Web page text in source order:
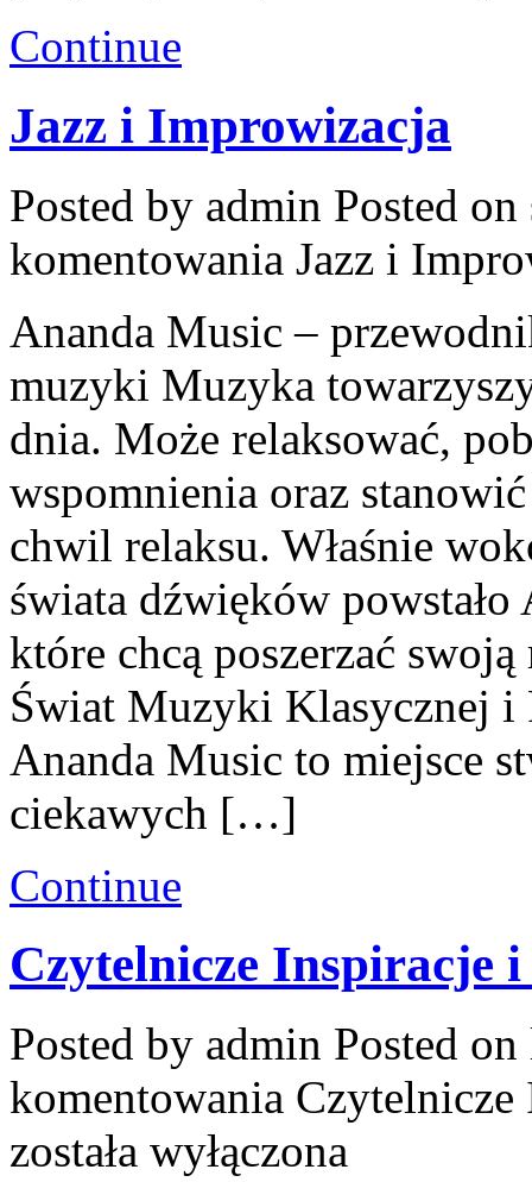
Continue
Jazz i Improwizacja
Posted by admin Posted
komentowania Jazz i
Ananda Music –
muzyki Muzyka
dnia. Może relaksować,
wspomnienia oraz
chwil relaksu. Właśnie
świata dźwięków
które chcą poszerzać
Świat Muzyki Klasycznej i
Ananda Music to miejsce
ciekawych […]
Continue
Czytelnicze Inspiracje
Posted by admin Posted
komentowania Czytelnicze
została wyłączona